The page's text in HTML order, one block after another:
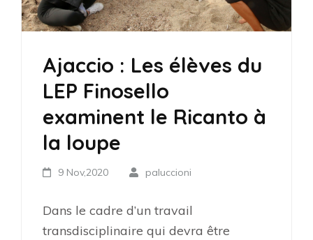
Ajaccio : Les élèves du
LEP Finosello
examinent le Ricanto à
la loupe
9 Nov,2020 paluccioni
Dans le cadre d’un travail
transdisciplinaire qui devra être